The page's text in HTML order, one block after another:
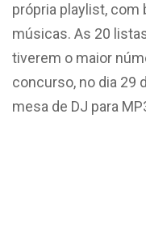
própria playlist, com
músicas. As 20
tiverem o maior
concurso, no dia 29
mesa de DJ para